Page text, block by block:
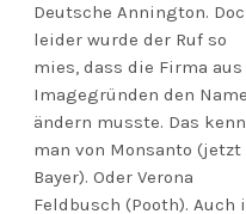
Deutsche Annington.
leider wurde der Ruf so
mies, dass die Firma aus
Imagegründen den
ändern musste. Das
man von Monsanto (jetzt
Bayer). Oder Verona
Feldbusch (Pooth). Auch